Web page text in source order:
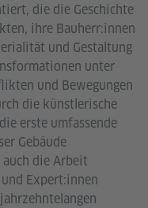
die die Geschichte
ihre Bauherr:innen
und Gestaltung
unter
und Bewegungen
die künstlerische
erste umfassende
Gebäude
die Arbeit
Expert:innen